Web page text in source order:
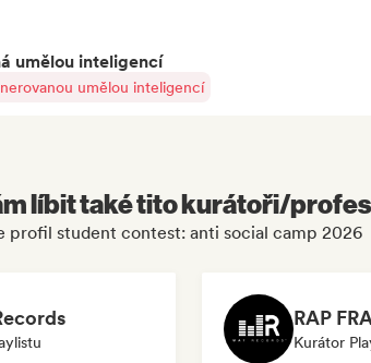
umělou inteligencí
umělou inteligencí
líbit také tito kurátoři/
profil student contest: anti social camp 2026
Kurátor